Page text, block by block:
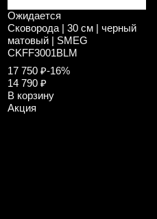
Ожидается
Сковорода | 30 см | черный
матовый | SMEG
CKFF3001BLM
17 750 ₽-16%
14 790 ₽
В корзину
Акция